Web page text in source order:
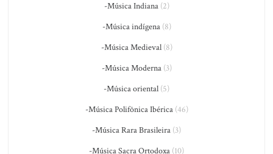
-Música Indiana(2)
-Música indígena(8)
-Música Medieval(8)
-Música Moderna(3)
-Música oriental (5)
-Música Polifônica Ibérica(46)
-Música Rara Brasileira (3)
-Música Sacra Ortodoxa (10)